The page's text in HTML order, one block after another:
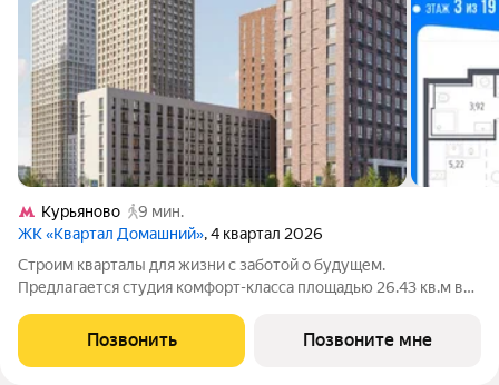
Курьяново
9 мин.
ЖК «Квартал Домашний», 4 квартал 2026
Строим кварталы для жизни с заботой о будущем.
Предлагается студия комфорт-класса площадью 26.43 кв.м в
комплексе "Квартал Домашний".Застройщик сдает квартиры с
отделкой в нескольких вариантах:
Позвонить Позвоните мне